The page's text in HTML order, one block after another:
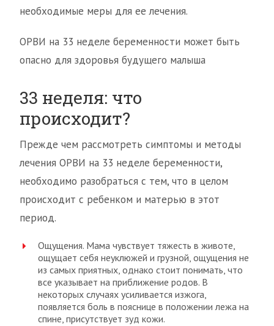
необходимые меры для ее лечения.
ОРВИ на 33 неделе беременности может быть
опасно для здоровья будущего малыша
33 неделя: что
происходит?
Прежде чем рассмотреть симптомы и методы
лечения ОРВИ на 33 неделе беременности,
необходимо разобраться с тем, что в целом
происходит с ребенком и матерью в этот
период.
Ощущения. Мама чувствует тяжесть в животе,
ощущает себя неуклюжей и грузной, ощущения не
из самых приятных, однако стоит понимать, что
все указывает на приближение родов. В
некоторых случаях усиливается изжога,
появляется боль в пояснице в положении лежа на
спине, присутствует зуд кожи.